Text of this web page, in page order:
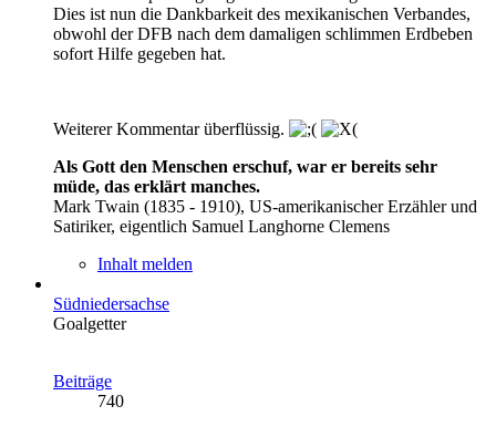
Dies ist nun die Dankbarkeit des mexikanischen Verbandes,
obwohl der DFB nach dem damaligen schlimmen Erdbeben
sofort Hilfe gegeben hat.
Weiterer Kommentar überflüssig.
Als Gott den Menschen erschuf, war er bereits sehr
müde, das erklärt manches.
Mark Twain (1835 - 1910), US-amerikanischer Erzähler und
Satiriker, eigentlich Samuel Langhorne Clemens
Inhalt melden
Südniedersachse
Goalgetter
Beiträge
740